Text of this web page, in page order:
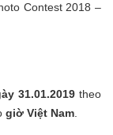
Contest 2018 –
31.01.2019theo
giờ Việt Nam